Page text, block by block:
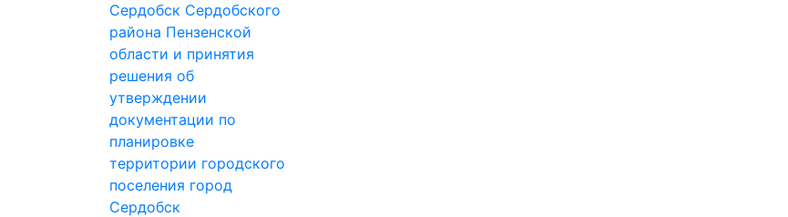
Сердобск Сердобского
района Пензенской
области и принятия
решения об
утверждении
документации по
планировке
территории городского
поселения город
Сердобск